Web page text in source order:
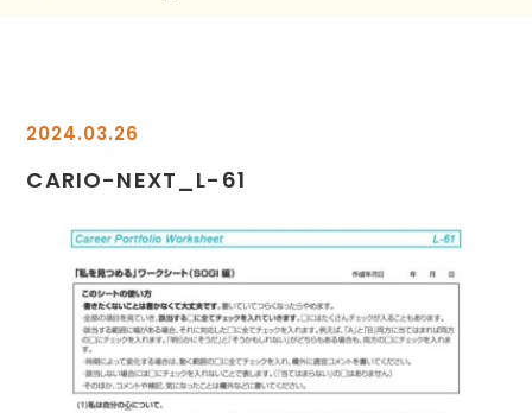
2024.03.26
CARIO-NEXT_L-61